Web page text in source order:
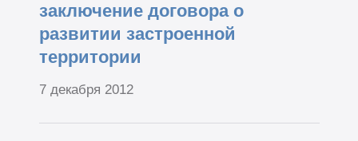
заключение договора о
развитии застроенной
территории
7 декабря 2012